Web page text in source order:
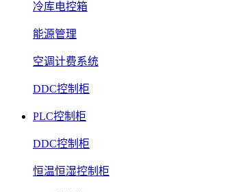
冷库电控箱
能源管理
空调计费系统
DDC控制柜
PLC控制柜
DDC控制柜
恒温恒湿控制柜